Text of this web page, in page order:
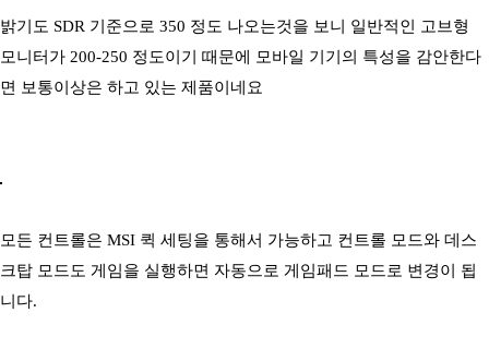
밝기도 SDR 기준으로 350 정도 나오는것을 보니 일반적인 고브형
모니터가 200-250 정도이기 때문에 모바일 기기의 특성을 감안한다
면 보통이상은 하고 있는 제품이네요
모든 컨트롤은 MSI 퀵 세팅을 통해서 가능하고 컨트롤 모드와 데스
크탑 모드도 게임을 실행하면 자동으로 게임패드 모드로 변경이 됩
니다.